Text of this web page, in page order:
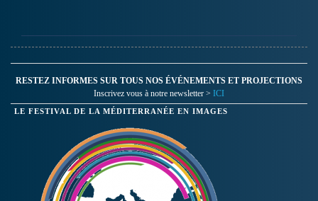
RESTEZ INFORMES SUR TOUS NOS ÉVÉNEMENTS ET PROJECTIONS
Inscrivez vous à notre newsletter > ICI
LE FESTIVAL DE LA MÉDITERRANÉE EN IMAGES